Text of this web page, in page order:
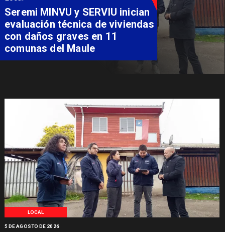
LOCAL
5 DE AGOSTO DE 2026
Fondo Orasmi entrega apoyo a
familia de Romeral para
costear alimentación
especializada de niño con
Síndrome de Intestino Corto